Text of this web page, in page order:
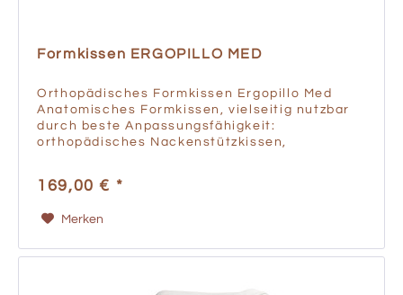
Formkissen ERGOPILLO MED
Orthopädisches Formkissen Ergopillo Med
Anatomisches Formkissen, vielseitig nutzbar
durch beste Anpassungsfähigkeit:
orthopädisches Nackenstützkissen,
169,00 € *
Merken